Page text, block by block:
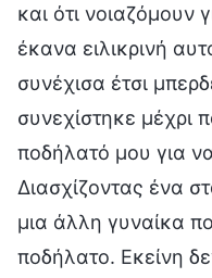
και ότι
έκανα ειλικρινή
συνέχισα έτσι
συνεχίστηκε μέχρι
ποδήλατό μου για
Διασχίζοντας ένα
μια άλλη γυναίκα
ποδήλατο. Εκείνη